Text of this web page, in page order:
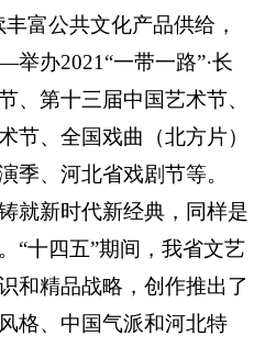
富公共文化产品供给，
办2021“一带一路”·长
、第十三届中国艺术节、
节、全国戏曲（北方片）
季、河北省戏剧节等。
就新时代新经典，同样是
“十四五”期间，我省文艺
和精品战略，创作推出了
格、中国气派和河北特